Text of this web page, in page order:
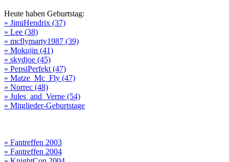
Heute haben Geburtstag:
» JimiHendrix (37)
» Lee (38)
» mcflymarty1987 (39)
» Mokujin (41)
» skydjoe (45)
» PepsiPerfekt (47)
» Matze_Mc_Fly (47)
» Norrec (48)
» Jules_and_Verne (54)
» Mitglieder-Geburtstage
» Fantreffen 2003
» Fantreffen 2004